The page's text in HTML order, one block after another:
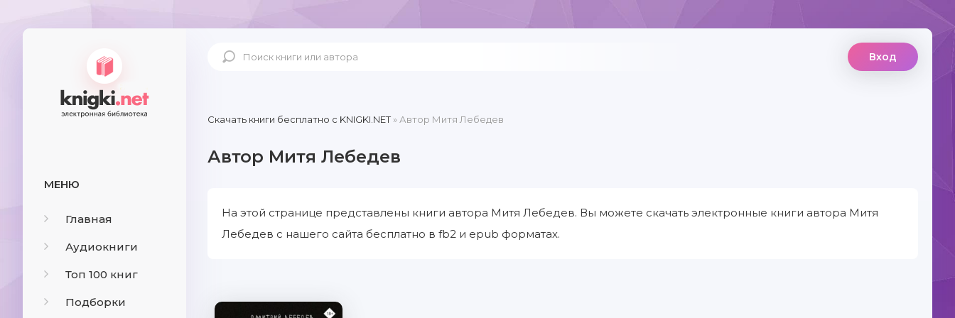
МЕНЮ
Главная
Аудиокниги
Топ 100 книг
Подборки
Вход
Скачать книги бесплатно c KNIGKI.NET» Автор Митя Лебедев
Автор Митя Лебедев
На этой странице представлены книги автора Митя Лебедев. Вы можете скачать электронные книги автора Митя
Лебедев с нашего сайта бесплатно в fb2 и epub форматах.